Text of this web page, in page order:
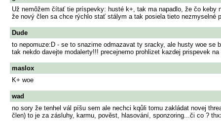
Už nemôžem čítať tie príspevky: husté k+, tak ma napadlo, že čo
že nový člen sa chce rýchlo stať stálym a tak posiela tieto nezmyselné
Dude
to nepomuze:D - se to snazime odmazavat ty sracky, ale husty woe se
tak nekdo davejte modalerty!!! precejnemo prohlizet kazdej prispevek
maslox
K+ woe
wad
no sory že tenhel vál píšu sem ale nechci kqůli tomu zakládat novej
člen) to je za zásluhy, karmu, pověst, hlasování, sponzoring...či co ?